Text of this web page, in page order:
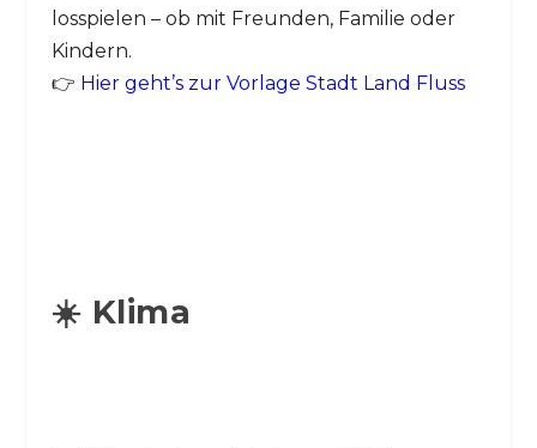
losspielen – ob mit Freunden, Familie oder
Kindern.
👉 Hier geht’s zur Vorlage Stadt Land Fluss
☀️ Klima